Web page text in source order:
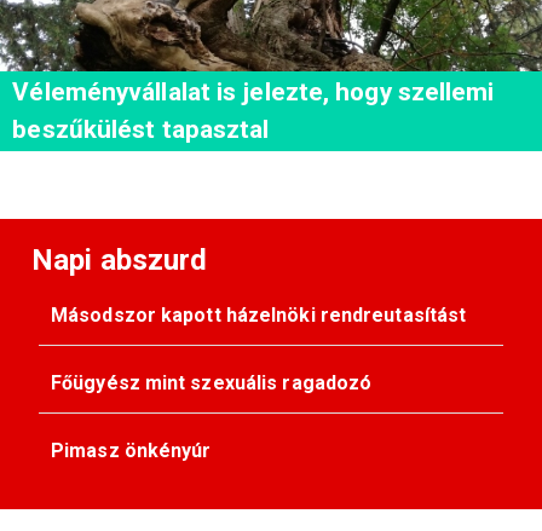
Véleményvállalat is jelezte, hogy szellemi
beszűkülést tapasztal
Napi abszurd
Másodszor kapott házelnöki rendreutasítást
Főügyész mint szexuális ragadozó
Pimasz önkényúr